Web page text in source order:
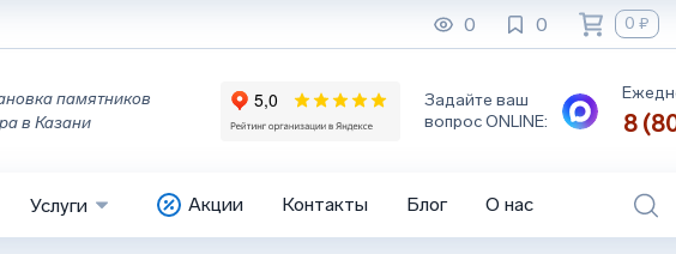
0 0 0 ₽
памятников
в Казани
Задайте ваш
вопрос ONLINE:
8
Услуги Акции Контакты Блог О нас